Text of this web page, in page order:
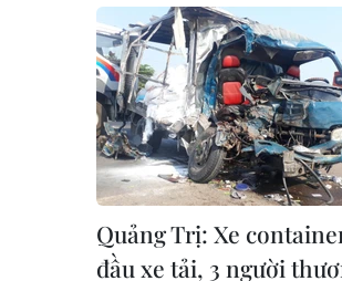
Quảng Trị: Xe
đầu xe tải, 3 người